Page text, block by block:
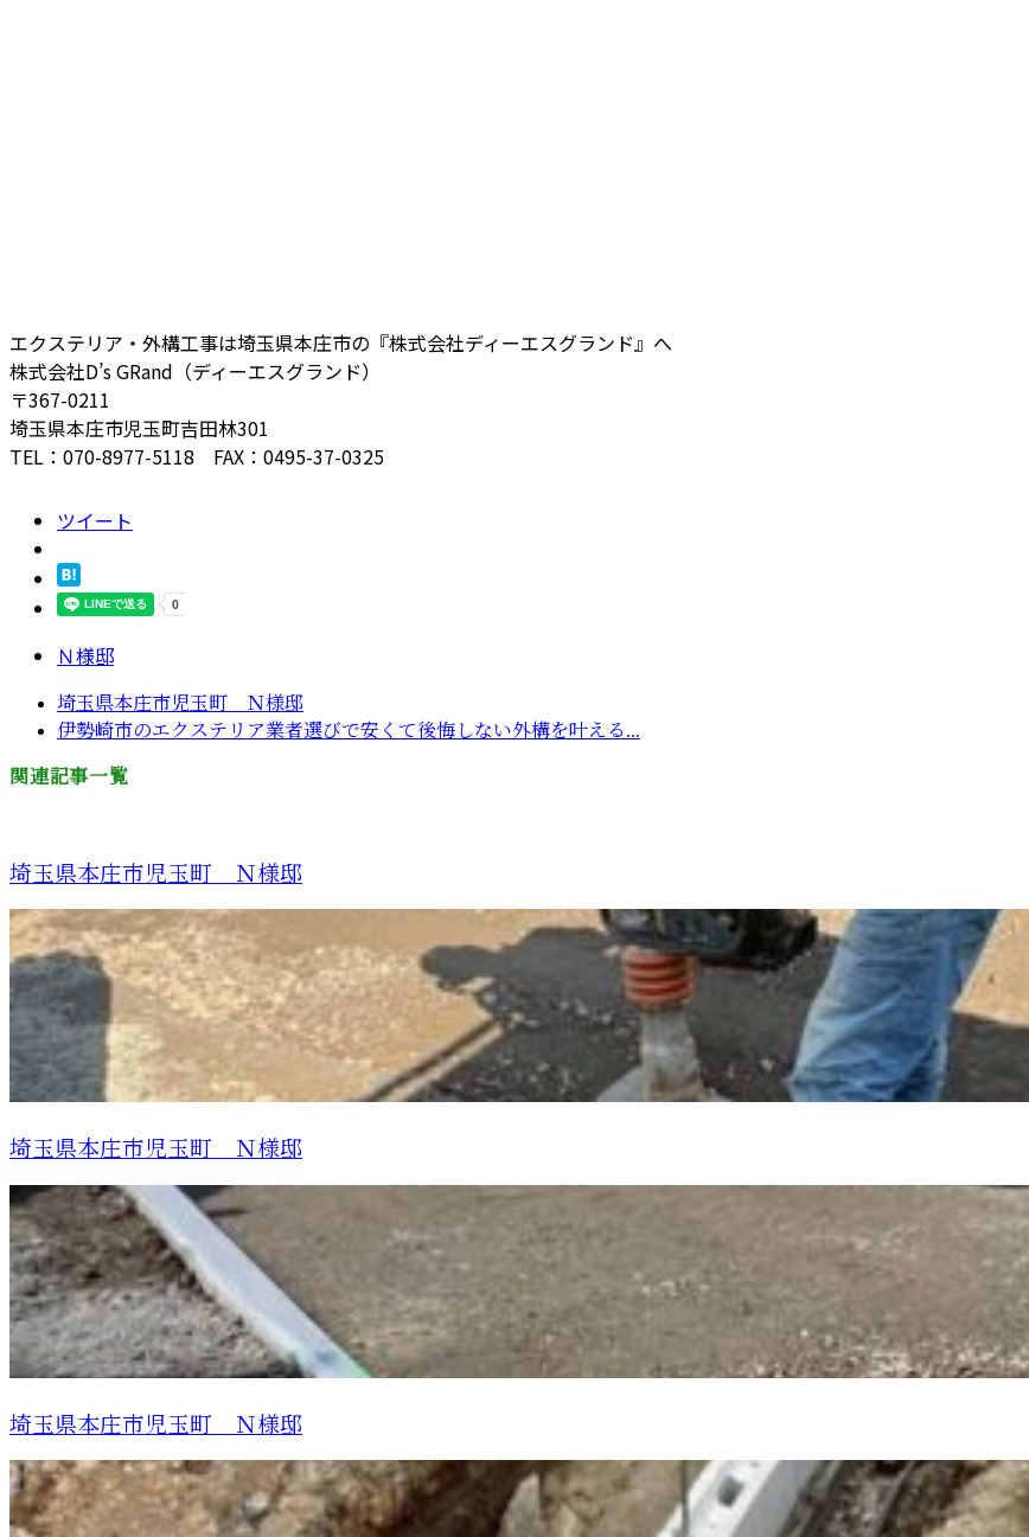
エクステリア・外構工事は埼玉県本庄市の『株式会社ディーエスグランド』へ
株式会社D’s GRand（ディーエスグランド）
〒367-0211
埼玉県本庄市児玉町吉田林301
TEL：070-8977-5118 FAX：0495-37-0325
ツイート
Ｎ様邸
埼玉県本庄市児玉町 Ｎ様邸
伊勢崎市のエクステリア業者選びで安くて後悔しない外構を叶える...
関連記事一覧
埼玉県本庄市児玉町 Ｎ様邸
埼玉県本庄市児玉町 Ｎ様邸
埼玉県本庄市児玉町 Ｎ様邸